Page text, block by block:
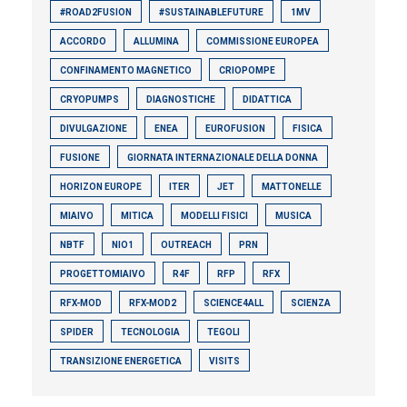
#ROAD2FUSION #SUSTAINABLEFUTURE 1MV
ACCORDO ALLUMINA COMMISSIONE EUROPEA
CONFINAMENTO MAGNETICO CRIOPOMPE
CRYOPUMPS DIAGNOSTICHE DIDATTICA
DIVULGAZIONE ENEA EUROFUSION FISICA
FUSIONE GIORNATA INTERNAZIONALE DELLA DONNA
HORIZON EUROPE ITER JET MATTONELLE
MIAIVO MITICA MODELLI FISICI MUSICA
NBTF NIO1 OUTREACH PRN
PROGETTOMIAIVO R4F RFP RFX
RFX-MOD RFX-MOD2 SCIENCE4ALL SCIENZA
SPIDER TECNOLOGIA TEGOLI
TRANSIZIONE ENERGETICA VISITS